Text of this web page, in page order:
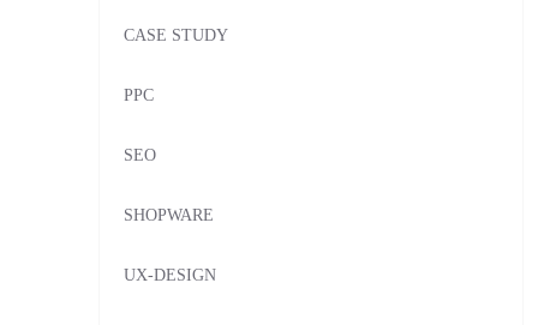
CASE STUDY
PPC
SEO
SHOPWARE
UX-DESIGN